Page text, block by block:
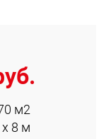
м2
х 8 м